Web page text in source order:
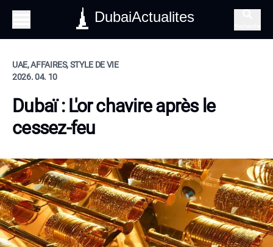
DubaiActualites
UAE, AFFAIRES, STYLE DE VIE
2026. 04. 10
Dubaï : L'or chavire après le
cessez-feu